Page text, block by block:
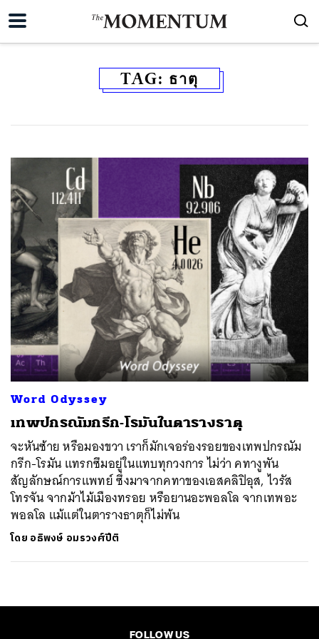
TAG: ธาตุ
Word Odyssey
เทพปกรณัมกรีก-โรมันในตารางธาตุ
จะหันซ้าย หรือมองขวา เราก็มักเจอร่องรอยของเทพปกรณัม
กรีก-โรมัน แทรกซึมอยู่ในแทบทุกวงการ ไม่ว่า คทางูพัน
สัญลักษณ์การแพทย์ ซึ่งมาจากคทาของเอสคลิปิอุส, ไวรัส
โทรจัน จากม้าไม้เมืองทรอย หรือยานอะพอลโล จากเทพอะ
พอลโล แม้แต่ในตารางธาตุก็ไม่พ้น
โดย อธิพงษ์ อมรวงศ์ปีติ
FOLLOW US
SHARE TWEET LINE EMAIL